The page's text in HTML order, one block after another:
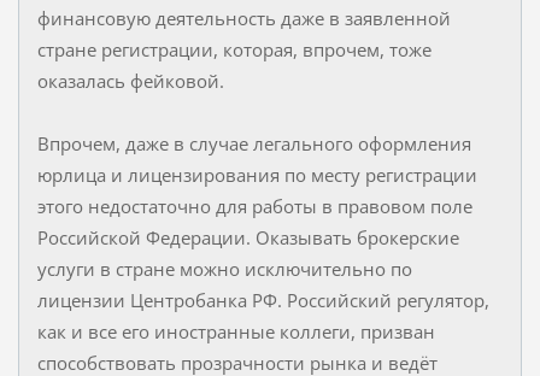
финансовую деятельность даже в заявленной
стране регистрации, которая, впрочем, тоже
оказалась фейковой.
Впрочем, даже в случае легального оформления
юрлица и лицензирования по месту регистрации
этого недостаточно для работы в правовом поле
Российской Федерации. Оказывать брокерские
услуги в стране можно исключительно по
лицензии Центробанка РФ. Российский регулятор,
как и все его иностранные коллеги, призван
способствовать прозрачности рынка и ведёт